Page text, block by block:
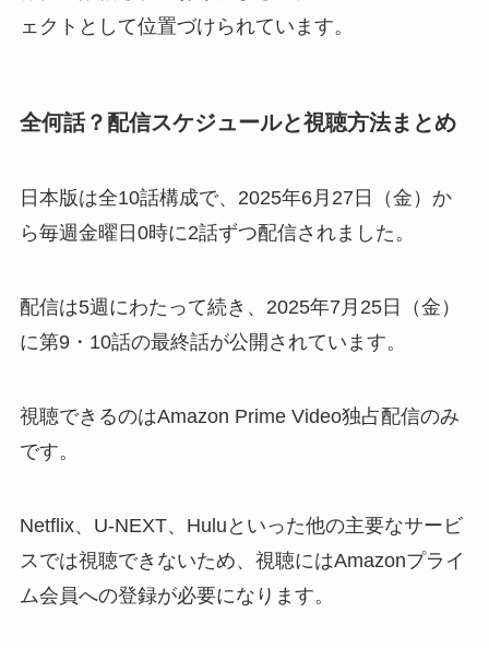
ェクトとして位置づけられています。
全何話？配信スケジュールと視聴方法まとめ
日本版は全10話構成で、2025年6月27日（金）か
ら毎週金曜日0時に2話ずつ配信されました。
配信は5週にわたって続き、2025年7月25日（金）
に第9・10話の最終話が公開されています。
視聴できるのはAmazon Prime Video独占配信のみ
です。
Netflix、U-NEXT、Huluといった他の主要なサービ
スでは視聴できないため、視聴にはAmazonプライ
ム会員への登録が必要になります。